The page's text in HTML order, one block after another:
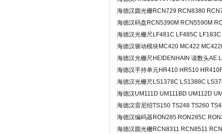
海德汉圆光栅RCN729 RCN8380
海德汉码盘RCN5390M RCN5590M
海德汉光栅尺LF481C LF485C
海德汉驱动模块MC420 MC422
海德汉光栅尺HEIDENHAIN 读数头AE
海德汉手持单元HR410 HR510
海德汉光栅尺LS1378C LS1388C
海德汉UM111D UM111BD UM112D
海德汉雷尼绍TS150 TS248 TS260
海德汉编码器RON285 RON285C
海德汉圆光栅RCN8311 RCN8511